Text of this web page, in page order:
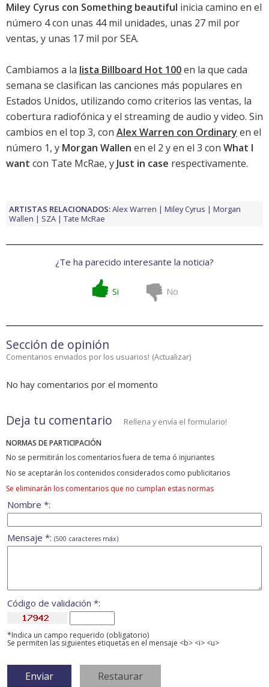
Miley Cyrus con Something beautiful inicia camino en el
número 4 con unas 44 mil unidades, unas 27 mil por
ventas, y unas 17 mil por SEA.
Cambiamos a la lista Billboard Hot 100en la que cada
semana se clasifican las canciones más populares en
Estados Unidos, utilizando como criterios las ventas, la
cobertura radiofónica y el streaming de audio y video. Sin
cambios en el top 3, con Alex Warren con Ordinary en el
número 1, y Morgan Wallen en el 2 y en el 3 con What I
want con Tate McRae, y Just in case respectivamente.
ARTISTAS RELACIONADOS:Alex Warren Miley Cyrus
Morgan
Wallen
SZA Tate McRae
¿Te ha parecido interesante la noticia?
Si No
Sección de opinión
Comentarios enviados por los usuarios! (Actualizar)
No hay comentarios por el momento
Deja tu comentario Rellena y envía el formulario!
NORMAS DE PARTICIPACIÓN
No se permitirán los comentarios fuera de tema ó injuriantes
No se aceptarán los contenidos considerados como publicitarios
Se eliminarán los comentarios que no cumplan estas normas
Nombre *:
Mensaje *: (500 caracteres máx)
Código de validación *:
*Indica un campo requerido (obligatorio)
Se permiten las siguientes etiquetas en el mensaje <b> <i> <u>